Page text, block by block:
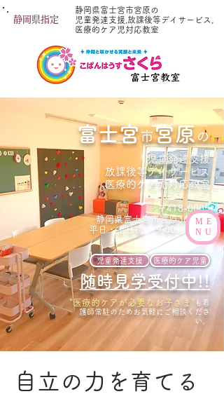
静岡県指定
静岡県富士宮市宮原の
児童発達支援,放課後等デイサービス,
医療的ケア児対応教室
ME
NU
富士宮市宮原の
児童発達支援
放課後等デイサービス
医療的ケア児対応教室
〒418-0005
静岡県富士宮市宮原363-62
平日・土日祝
9:00～18:00
児童発達支援 医療的ケア児童
随時見学受付中!!
"医療的ケアが必要なお子さま" も看
護師常駐のためお気軽にご相談くださ
い。
自立の力を育てる